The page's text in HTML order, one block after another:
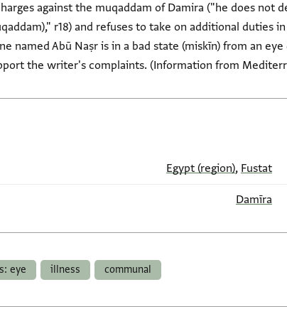
against the muqaddam of Damira ("he does not
r18) and refuses to take on additional duties
named Abū Naṣr is in a bad state (miskīn) from an
the writer's complaints. (Information from
Egypt (region), Fustat
Damīra
communal
illness
eye